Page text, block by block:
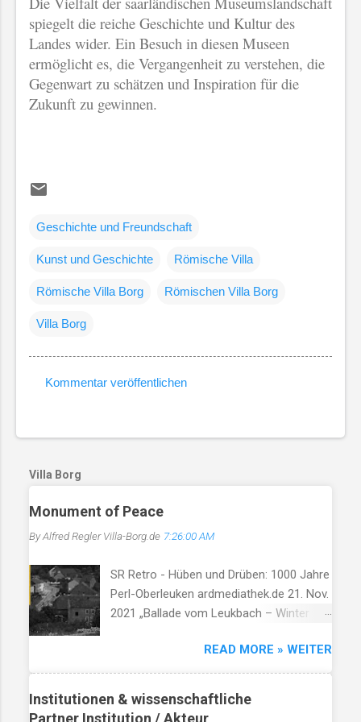
spiegelt die reiche Geschichte und Kultur des
Landes wider. Ein Besuch in diesen Museen
ermöglicht es, die Vergangenheit zu verstehen, die
Gegenwart zu schätzen und Inspiration für die
Zukunft zu gewinnen.
Geschichte und Freundschaft
Kunst und Geschichte Römische Villa
Römische Villa Borg Römischen Villa Borg
Villa Borg
m
n
t
r
e
Kommentar veröffentlichen
Villa Borg
Monument of Peace
By Alfred ReglerVilla-Borg.de 7:26:00 AM
SR Retro - Hüben und Drüben: 1000 Jahre
Perl-Oberleuken ardmediathek.de 21. Nov.
2021 „Ballade vom Leukbach – Winter
die Zeit erstarrt, die Luft so rau. Der
Leukbach fließt, doch trägt nun Leid,
durch Trümmer, Tod und Einsamkeit. Im
Schatten des Orscholzriegels' Macht, hat
READ MORE » WEITER
Institutionen & wissenschaftliche
Partner Institution / Akteur